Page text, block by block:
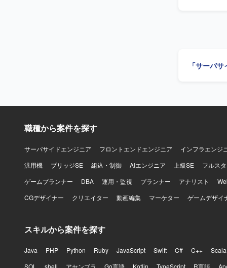
「サーバ
職種から案件を探す
サーバサイドエンジニア フロントエンドエンジニア インフラエンジ
汎用機
ブリッジSE 組込・制御 AIエンジニア 上級SE フルス
ゲームプランナー
DBA 運用・監視 プランナー アナリスト
CGデザイナー
クリエイター 動画編集 マーケター ゲームデザイ
スキルから案件を探す
Java PHP Python Ruby JavaScript Swift C# C++ Scala
SQL
shell アセンブラ Go言語 Kotlin TypeScript R言語